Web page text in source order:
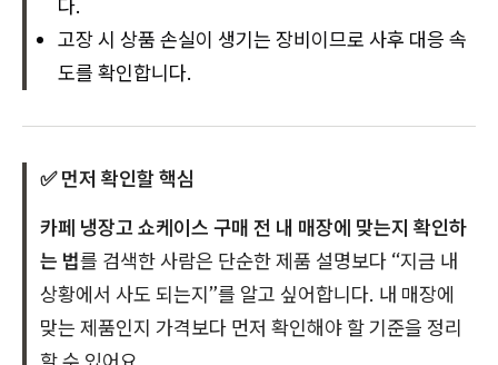
다.
고장 시 상품 손실이 생기는 장비이므로 사후 대응 속
도를 확인합니다.
✅ 먼저 확인할 핵심
카페 냉장고 쇼케이스 구매 전 내 매장에 맞는지 확인하
는 법를 검색한 사람은 단순한 제품 설명보다 “지금 내
상황에서 사도 되는지”를 알고 싶어합니다. 내 매장에
맞는 제품인지 가격보다 먼저 확인해야 할 기준을 정리